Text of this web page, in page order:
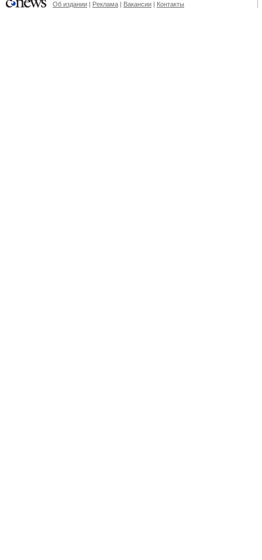
Об издании | Реклама | Вакансии | Контакты